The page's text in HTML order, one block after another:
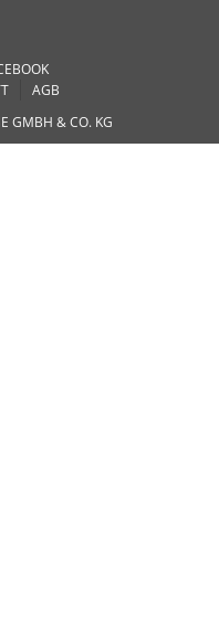
AGB
GMBH & CO. KG